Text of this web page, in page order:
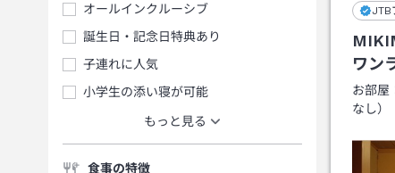
オールインクルーシブ
誕生日・記念日特典あり
子連れに人気
小学生の添い寝が可能
もっと見る
食事の特徴
JTB
ワン
お部屋
なし）